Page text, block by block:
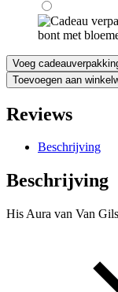
Voeg
Van
Gils
His
Aura
de
Toilette
Toevoegen aan
Reviews
Beschrijving
Beschrijving
His Aura van Van